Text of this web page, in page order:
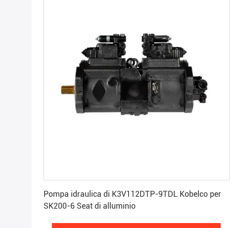
Pompa idraulica di K3V112DTP-9TDL Kobelco per
SK200-6 Seat di alluminio